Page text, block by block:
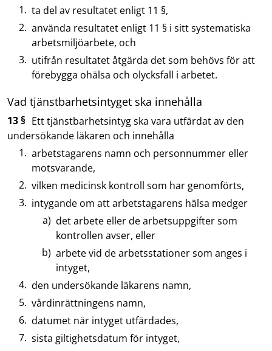
ta del av resultatet enligt 11 §,
använda resultatet enligt 11 § i sitt systematiska
arbetsmiljöarbete, och
utifrån resultatet åtgärda det som behövs för att
förebygga ohälsa och olycksfall i arbetet.
Vad tjänstbarhetsintyget ska innehålla
13 § Ett tjänstbarhetsintyg ska vara utfärdat av den
undersökande läkaren och innehålla
arbetstagarens namn och personnummer eller
motsvarande,
vilken medicinsk kontroll som har genomförts,
intygande om att arbetstagarens hälsa medger
det arbete eller de arbetsuppgifter som
kontrollen avser, eller
arbete vid de arbetsstationer som anges i
intyget,
den undersökande läkarens namn,
vårdinrättningens namn,
datumet när intyget utfärdades,
sista giltighetsdatum för intyget,